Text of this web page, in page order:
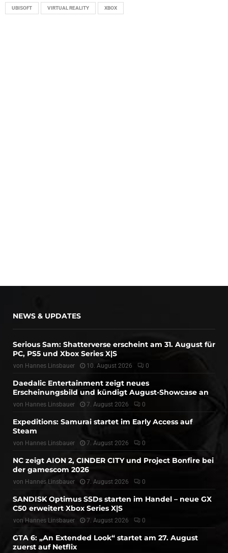
UBISOFT VIRTUAL REALITY XBOX
NEWS & UPDATES
Serious Sam: Shatterverse erscheint am 31. August für
PC, PS5 und Xbox Series X|S
von Hannes Linsbauer 10. August 2026 0
Daedalic Entertainment zeigt neues
Erscheinungsbild und kündigt August-Showcase an
von Hannes Linsbauer 7. August 2026 0
Expeditions: Samurai startet im Early Access auf
Steam
von Hannes Linsbauer 7. August 2026 0
NC zeigt AION 2, CINDER CITY und Project Bonfire bei
der gamescom 2026
von Hannes Linsbauer 7. August 2026 0
SANDISK Optimus SSDs starten im Handel – neue GX
C50 erweitert Xbox Series X|S
von Hannes Linsbauer 7. August 2026 0
GTA 6: „An Extended Look“ startet am 27. August
zuerst auf Netflix